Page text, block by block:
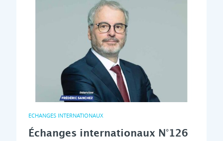
ECHANGES INTERNATIONAUX
Échanges internationaux N°126